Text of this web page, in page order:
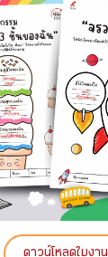
ดาวน์โหลดใบงาน